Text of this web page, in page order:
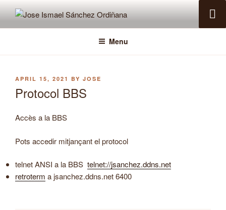
contentJOSE ISMAEL SÁNCHEZ
Pàgina personal EA5IHD
Menu
POSTED
APRIL 15, 2021 BY JOSE
Protocol BBS
Accès a la BBS
Pots accedir mitjançant el protocol
telnet ANSI a la BBS telnet://jsanchez.ddns.net
retroterm a jsanchez.ddns.net 6400